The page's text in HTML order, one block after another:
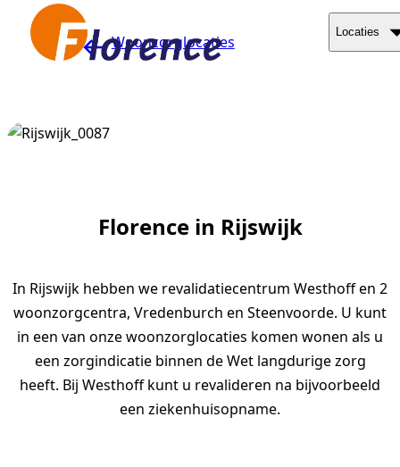
Naar hoofdinhoud
Locaties
Woonzorglocaties
Florence in Rijswijk
In Rijswijk hebben we revalidatiecentrum Westhoff en 2
woonzorgcentra, Vredenburch en Steenvoorde. U kunt
in een van onze woonzorglocaties komen wonen als u
een zorgindicatie binnen de Wet langdurige zorg
heeft. Bij Westhoff kunt u revalideren na bijvoorbeeld
een ziekenhuisopname.